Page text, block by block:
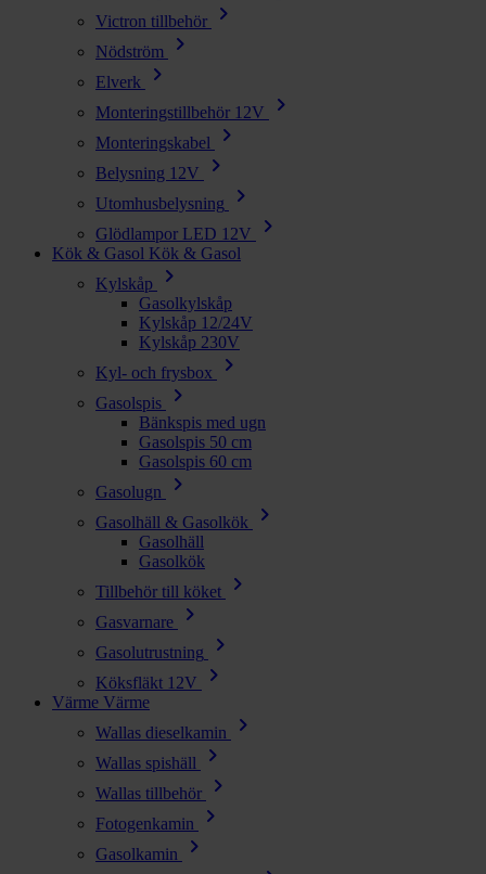
Victron tillbehör chevron_right
Nödström chevron_right
Elverk chevron_right
Monteringstillbehör 12V chevron_right
Monteringskabel chevron_right
Belysning 12V chevron_right
Utomhusbelysning chevron_right
Glödlampor LED 12V chevron_right
Kök & Gasol Kök & Gasol
Kylskåp
chevron_right
Gasolkylskåp
Kylskåp 12/24V
Kylskåp 230V
Kyl- och frysbox
chevron_right
Gasolspis chevron_right
Bänkspis med ugn
Gasolspis 50 cm
Gasolspis 60 cm
Gasolugn
chevron_right
Gasolhäll & Gasolkök chevron_right
Gasolhäll
Gasolkök
Tillbehör till köket
chevron_right
Gasvarnare chevron_right
Gasolutrustning chevron_right
Köksfläkt 12V chevron_right
Värme Värme
Wallas dieselkamin
chevron_right
Wallas spishäll chevron_right
Wallas tillbehör chevron_right
Fotogenkamin chevron_right
Gasolkamin chevron_right